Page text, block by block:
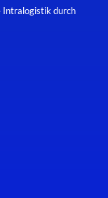
Intralogistik durch